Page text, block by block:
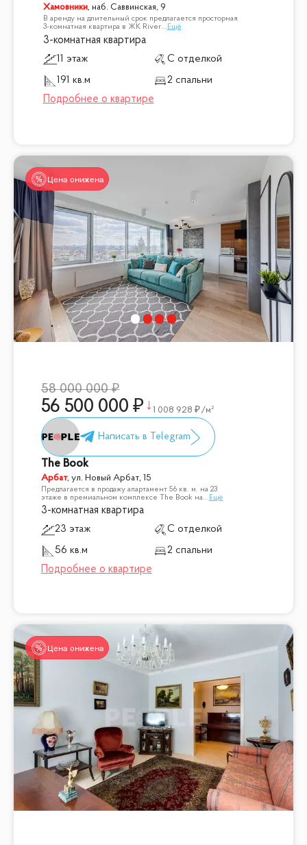
Хамовники, наб. Саввинская, 9
В аренду на длительный срок предлагается просторная
3-комнатная квартира в ЖК River... Ещё
3-комнатная квартира
11 этаж
С отделкой
191 кв.м
2 спальни
Цена снижена
58 000 000
56 500 000 1 008 928 /м²
The Book
Арбат, ул. Новый Арбат, 15
Предлагается в продажу апартамент 56 кв. м. на 23
этаже в премиальном комплексе The Book на... Ещё
3-комнатная квартира
23 этаж
С отделкой
56 кв.м
2 спальни
Цена снижена